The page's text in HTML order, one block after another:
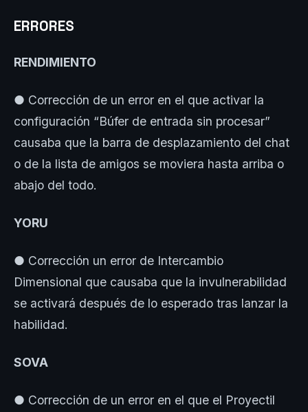
ERRORES
RENDIMIENTO
● Corrección de un error en el que activar la
configuración “Búfer de entrada sin procesar”
causaba que la barra de desplazamiento del chat
o de la lista de amigos se moviera hasta arriba o
abajo del todo.
YORU
● Corrección un error de Intercambio
Dimensional que causaba que la invulnerabilidad
se activará después de lo esperado tras lanzar la
habilidad.
SOVA
● Corrección de un error en el que el Proyectil